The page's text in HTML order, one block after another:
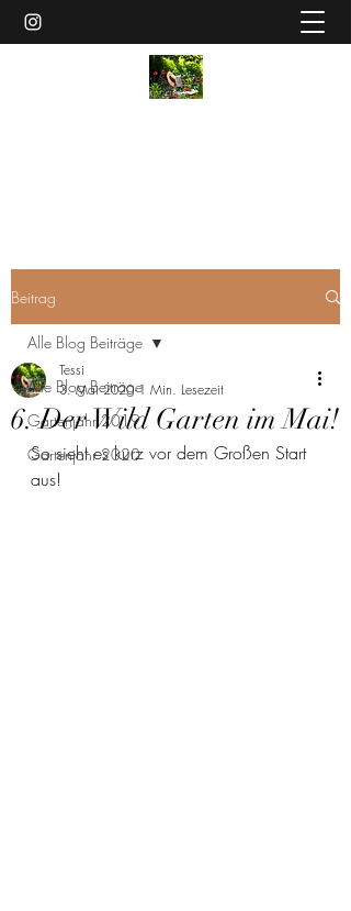
Beitrag
Alle Blog Beiträge
Gartenjahr 2019
Gartenjahr 2020
Alle Blog Beiträge
6. Der Wild Garten im Mai!
Tessi
3. Mai 2020 1 Min. Lesezeit
So sieht es kurz vor dem Großen Start
aus!